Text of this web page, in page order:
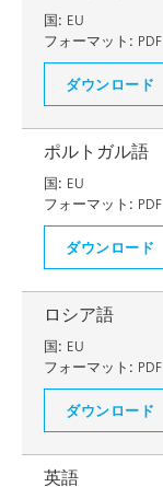
国: EU
フォーマット: PDF
ダウンロード
ポルトガル語
国: EU
フォーマット: PDF
ダウンロード
ロシア語
国: EU
フォーマット: PDF
ダウンロード
英語